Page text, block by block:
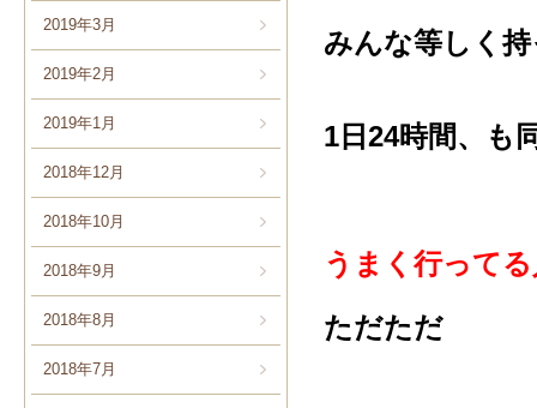
2019年3月
2019年2月
2019年1月
2018年12月
2018年10月
2018年9月
2018年8月
2018年7月
みんな等しく
1日24時間、も
うまく行って
ただただ